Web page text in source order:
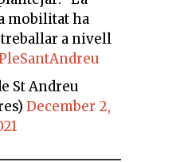
mobilitat ha
a nivell
St Andreu
December 2,